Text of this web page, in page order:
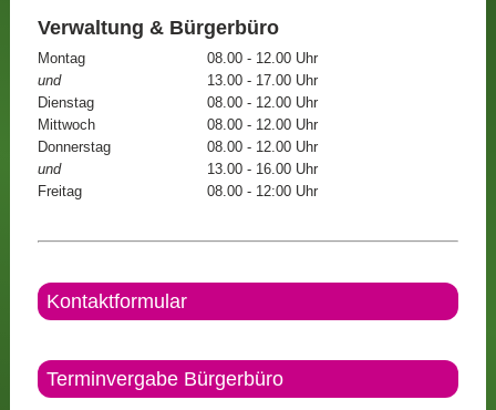
Verwaltung & Bürgerbüro
Montag
08.00 - 12.00 Uhr
und
13.00 - 17.00 Uhr
Dienstag
08.00 - 12.00 Uhr
Mittwoch
08.00 - 12.00 Uhr
Donnerstag
08.00 - 12.00 Uhr
und
13.00 - 16.00 Uhr
Freitag
08.00 - 12:00 Uhr
Kontaktformular
Terminvergabe Bürgerbüro